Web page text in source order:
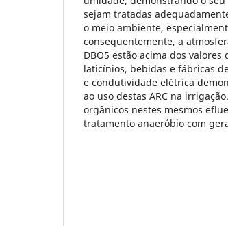
sejam tratadas
o meio ambiente,
consequentemente, a
DBO5 estão acima dos
laticínios, bebidas e fábricas
e condutividade elétrica
ao uso destas ARC na
orgânicos nestes mesmos
tratamento anaeróbio com